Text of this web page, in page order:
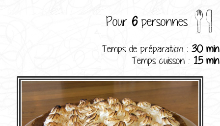
Pour 6personnes
Temps de préparation : 30 min
Temps cuisson : 15 min